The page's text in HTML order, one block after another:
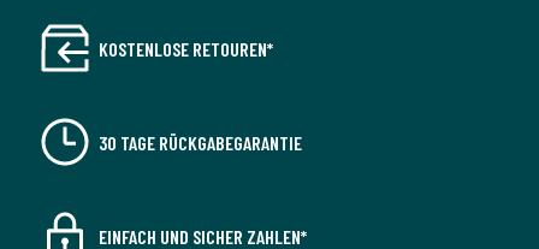
KOSTENLOSE RETOUREN*
30 TAGE RÜCKGABEGARANTIE
EINFACH UND SICHER ZAHLEN*